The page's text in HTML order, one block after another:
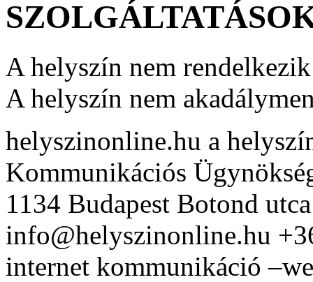
A helyszín nem
A helyszín nem
helyszinonline.hu a
Kommunikációs
1134 Budapest Botond
info@helyszinonline.hu
internet kommunikáció